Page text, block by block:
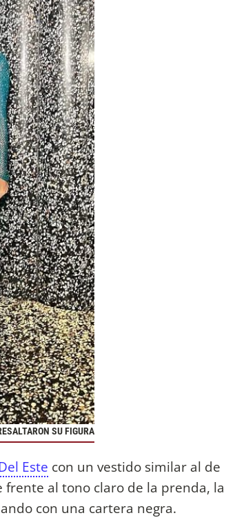
SU FIGURA
Este con un vestido similar al de
al tono claro de la prenda, la
con una cartera negra.